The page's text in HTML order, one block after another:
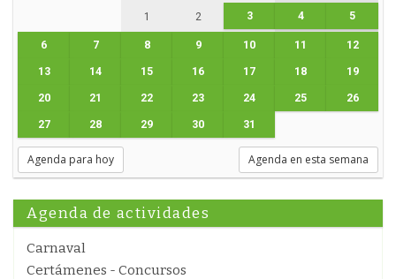
1 2 3 4 5
6 7 8 9 10 11 12
13 14 15 16 17 18 19
20 21 22 23 24 25 26
27 28 29 30 31
Agenda para hoy Agenda en esta semana
Agenda de actividades
Carnaval
Certámenes - Concursos